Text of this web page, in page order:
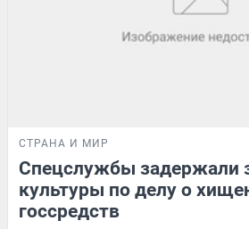
СТРАНА И МИР
Спецслужбы задержали
культуры по делу о
госсредств